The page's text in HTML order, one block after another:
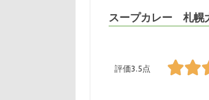
スープカレー 札幌
評価3.5点